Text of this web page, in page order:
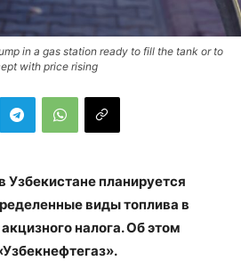
in a gas station ready to fill the tank or to
with price rising
Узбекистане планируется
виды топлива в
налога. Об этом